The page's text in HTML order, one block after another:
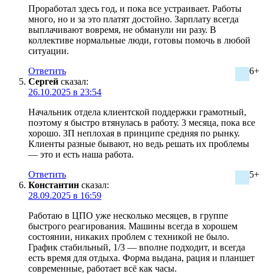
Проработал здесь год, и пока все устраивает. Работы
много, но и за это платят достойно. Зарплату всегда
выплачивают вовремя, не обманули ни разу. В
коллективе нормальные люди, готовы помочь в любой
ситуации.
6+
Ответить
Сергей сказал:
26.10.2025 в 23:54
Начальник отдела клиентской поддержки грамотный,
поэтому я быстро втянулась в работу. 3 месяца, пока все
хорошо. ЗП неплохая в принципе средняя по рынку.
Клиенты разные бывают, но ведь решать их проблемы
— это и есть наша работа.
5+
Ответить
Константин сказал:
28.09.2025 в 16:59
Работаю в ЦПО уже несколько месяцев, в группе
быстрого реагирования. Машины всегда в хорошем
состоянии, никаких проблем с техникой не было.
График стабильный, 1/3 — вполне подходит, и всегда
есть время для отдыха. Форма выдана, рация и планшет
современные, работает всё как часы.